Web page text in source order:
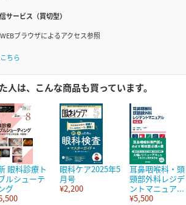
サービス（買切型）
ブラウザによるアクセス参照
こちら
人は、こんな商品も買っています。
眼科診療ト
ルシューテ
グ
眼科ケア2025年5
月号
¥2,200
耳鼻咽喉科・頭
頸部外科レジデ
ントマニュア...
¥5,500